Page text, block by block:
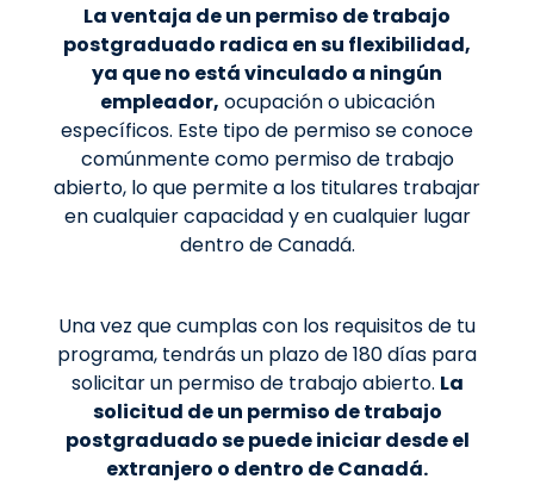
La ventaja de un permiso de trabajo
postgraduado radica en su flexibilidad,
ya que no está vinculado a ningún
empleador, ocupación o ubicación
específicos. Este tipo de permiso se conoce
comúnmente como permiso de trabajo
abierto, lo que permite a los titulares trabajar
en cualquier capacidad y en cualquier lugar
dentro de Canadá.
Una vez que cumplas con los requisitos de tu
programa, tendrás un plazo de 180 días para
solicitar un permiso de trabajo abierto. La
solicitud de un permiso de trabajo
postgraduado se puede iniciar desde el
extranjero o dentro de Canadá.